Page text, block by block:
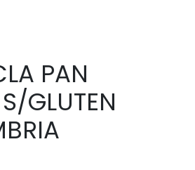
PAN
GLUTEN